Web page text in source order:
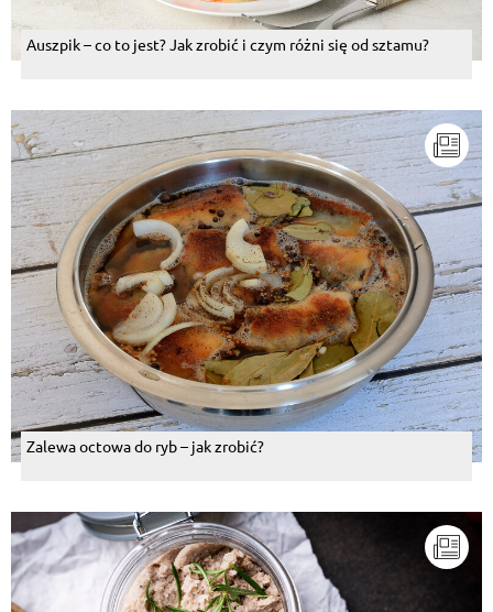
Auszpik – co to jest? Jak zrobić i czym różni się od sztamu?
Zalewa octowa do ryb – jak zrobić?